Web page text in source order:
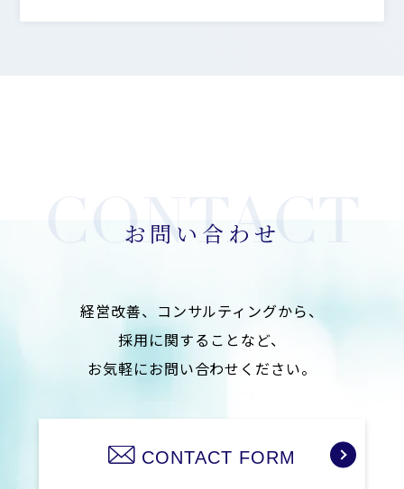
お問い合わせ
経営改善、コンサルティングから、
採用に関することなど、
お気軽にお問い合わせください。
CONTACT FORM